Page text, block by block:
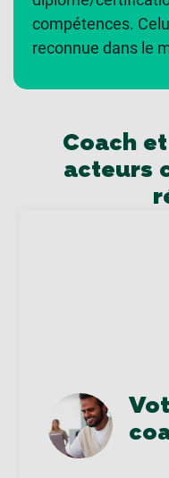
compétences.
reconnue dans le
Coach
acteurs